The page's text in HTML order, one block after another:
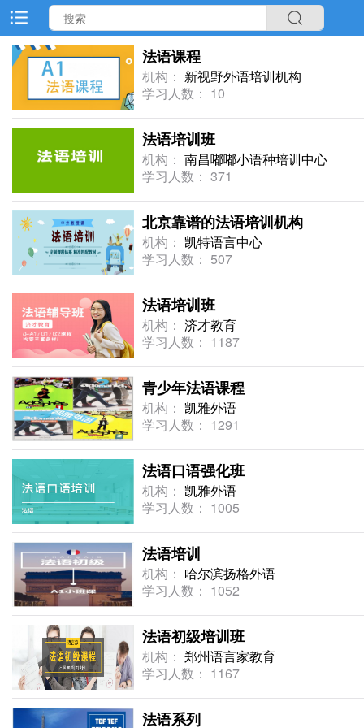
法语课程
机构： 新视野外语培训机构
学习人数： 10
法语培训班
机构： 南昌嘟嘟小语种培训中心
学习人数： 371
北京靠谱的法语培训机构
机构： 凯特语言中心
学习人数： 507
法语培训班
机构： 济才教育
学习人数： 1187
青少年法语课程
机构： 凯雅外语
学习人数： 1291
法语口语强化班
机构： 凯雅外语
学习人数： 1005
法语培训
机构： 哈尔滨扬格外语
学习人数： 1052
法语初级培训班
机构： 郑州语言家教育
学习人数： 1167
法语系列